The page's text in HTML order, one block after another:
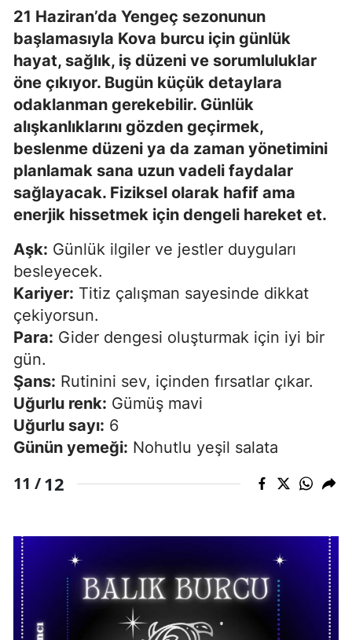
21 Haziran’da Yengeç sezonunun
başlamasıyla Kova burcu için günlük
hayat, sağlık, iş düzeni ve sorumluluklar
öne çıkıyor. Bugün küçük detaylara
odaklanman gerekebilir. Günlük
alışkanlıklarını gözden geçirmek,
beslenme düzeni ya da zaman yönetimini
planlamak sana uzun vadeli faydalar
sağlayacak. Fiziksel olarak hafif ama
enerjik hissetmek için dengeli hareket et.
Aşk: Günlük ilgiler ve jestler duyguları
besleyecek.
Kariyer: Titiz çalışman sayesinde dikkat
çekiyorsun.
Para: Gider dengesi oluşturmak için iyi bir
gün.
Şans: Rutinini sev, içinden fırsatlar çıkar.
Uğurlu renk: Gümüş mavi
Uğurlu sayı: 6
Günün yemeği: Nohutlu yeşil salata
11 /12